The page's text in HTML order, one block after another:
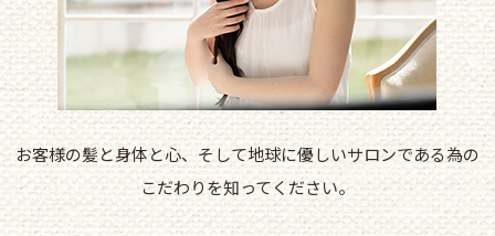
お客様の髪と身体と心、そして地球に優しいサロンである為の
こだわりを知ってください。